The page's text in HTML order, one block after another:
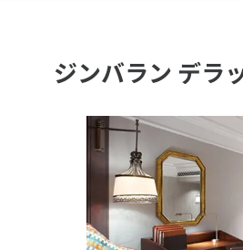
ジンバラン デ